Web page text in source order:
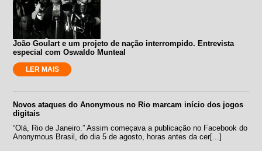
João Goulart e um projeto de nação interrompido. Entrevista
especial com Oswaldo Munteal
LER MAIS
Novos ataques do Anonymous no Rio marcam início dos jogos
digitais
“Olá, Rio de Janeiro.” Assim começava a publicação no Facebook do
Anonymous Brasil, do dia 5 de agosto, horas antes da cer[...]